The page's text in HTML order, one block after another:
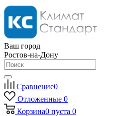
Ваш город
Ростов-на-Дону
Сравнение0
Отложенные 0
Корзина0 пуста 0